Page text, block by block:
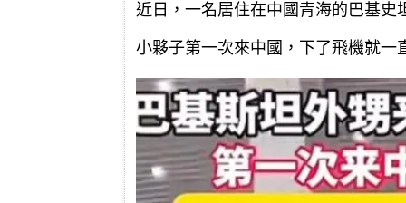
近日，一名居住在中國青海的巴基史
小夥子第一次來中國，下了飛機就一